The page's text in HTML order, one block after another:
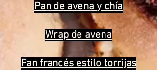
Pan de avena y chía
Wrap de avena
Pan francés estilo torrijas